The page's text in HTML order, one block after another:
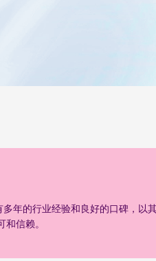
年的行业经验和良好的口碑，以
信赖。